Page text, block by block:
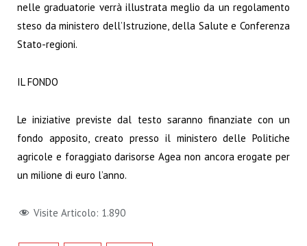
nelle graduatorie verrà illustrata meglio da un regolamento
steso da ministero dell’Istruzione, della Salute e Conferenza
Stato-regioni.
IL FONDO
Le iniziative previste dal testo saranno finanziate con un
fondo apposito, creato presso il ministero delle Politiche
agricole e foraggiato darisorse Agea non ancora erogate per
un milione di euro l’anno.
Visite Articolo: 1.890